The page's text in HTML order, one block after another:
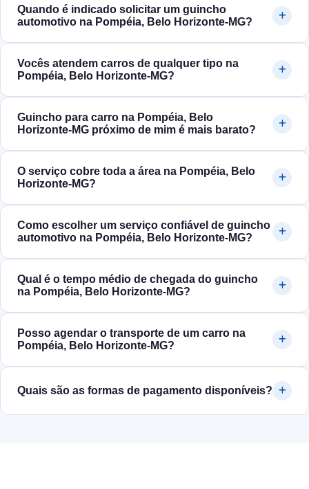
Quando é indicado solicitar um guincho
automotivo na Pompéia, Belo Horizonte‑MG?
Vocês atendem carros de qualquer tipo na
Pompéia, Belo Horizonte‑MG?
Guincho para carro na Pompéia, Belo
Horizonte‑MG próximo de mim é mais barato?
O serviço cobre toda a área na Pompéia, Belo
Horizonte‑MG?
Como escolher um serviço confiável de guincho
automotivo na Pompéia, Belo Horizonte‑MG?
Qual é o tempo médio de chegada do guincho
na Pompéia, Belo Horizonte‑MG?
Posso agendar o transporte de um carro na
Pompéia, Belo Horizonte‑MG?
Quais são as formas de pagamento disponíveis?